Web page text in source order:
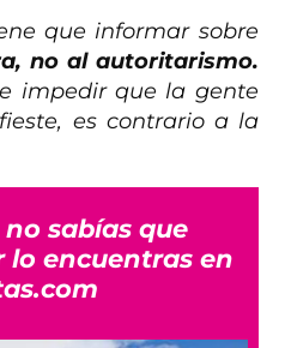
que informar sobre
no al autoritarismo.
impedir que la gente
es contrario a la
sabías que
lo encuentras en